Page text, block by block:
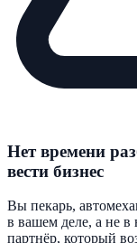
Нет времени
вести бизнес
Вы пекарь,
в вашем деле, а не
партнёр, который